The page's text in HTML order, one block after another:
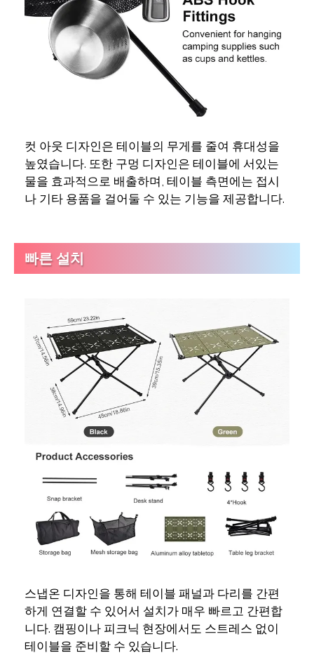
컷 아웃 디자인은 테이블의 무게를 줄여 휴대성을
높였습니다. 또한 구멍 디자인은 테이블에 서있는
물을 효과적으로 배출하며, 테이블 측면에는 접시
나 기타 용품을 걸어둘 수 있는 기능을 제공합니다.
빠른 설치
스냅온 디자인을 통해 테이블 패널과 다리를 간편
하게 연결할 수 있어서 설치가 매우 빠르고 간편합
니다. 캠핑이나 피크닉 현장에서도 스트레스 없이
테이블을 준비할 수 있습니다.